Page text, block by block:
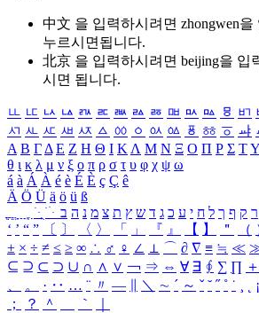
中文 을 입력하시려면 zhongwen을
누르시면됩니다.
北京 을 입력하시려면 beijing을 입
시면 됩니다.
ㅥ ㅦ ㅧ ㅨ ㅩ ㅪ ㅫ ㅬ ㅭ ㅮ ㅯ ㅰ ㅱ ㅲ
ㅺ ㅻ ㅼ ㅽ ㅾ ㅿ ㆀ ㆁ ㆂ ㆃ ㆄ ㆅ ㆆ ㆇ
Α Β ΓΔ Ε Ζ Η Θ Ι ΚΛ Μ Ν Ξ Ο Π Ρ Σ ΤΥ
θ ι κ λ μ ν ξ ο π ρ σ τ υ φ χ ψ ω
á à Á À é è É È ç Ç ê
Ä Ö Ü ä ö ü ß
ִֶֹ ֻּ ׁׂ ר ק ף ך ל ח י ע כ ג ד ש ץ ת צ מ נ ה ב
‘ ’ “ ” 〔 〕 〈 〉 「 」 『 』 【 】 ＂ （
± × ÷ ≠ ≤ ≥ ∞ ∴ ♂ ♀ ∠ ⊥ ⌒ ∂ ∇ ≡ ≒ ≪
⊆ ⊇ ⊂ ⊃ ∪ ∩ ∧ ∨ ￢ ⇒ ⇔ ∀ ∃ ∮ ∑ ∏ ＋
、
。 · ‥ … ¨ 〃 ― ＼ ∼ ´ ～ ˇ ˘ ˝ ˚ ˙ ¸ ¡
；
？ ＾ ｀